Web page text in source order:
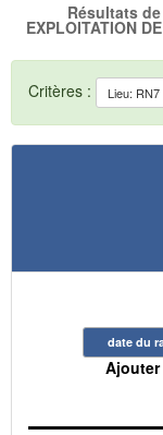
Résultats
EXPLOITATION
Critères : Lieu: RN7
date du